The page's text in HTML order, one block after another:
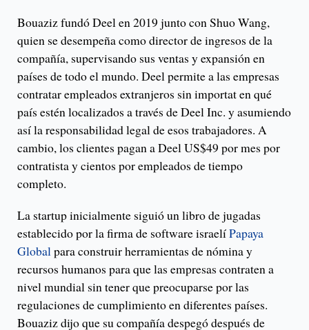
Bouaziz fundó Deel en 2019 junto con Shuo Wang,
quien se desempeña como director de ingresos de la
compañía, supervisando sus ventas y expansión en
países de todo el mundo. Deel permite a las empresas
contratar empleados extranjeros sin importat en qué
país estén localizados a través de Deel Inc. y asumiendo
así la responsabilidad legal de esos trabajadores. A
cambio, los clientes pagan a Deel US$49 por mes por
contratista y cientos por empleados de tiempo
completo.
La startup inicialmente siguió un libro de jugadas
establecido por la firma de software israelíPapaya
Globalpara construir herramientas de nómina y
recursos humanos para que las empresas contraten a
nivel mundial sin tener que preocuparse por las
regulaciones de cumplimiento en diferentes países.
Bouaziz dijo que su compañía despegó después de